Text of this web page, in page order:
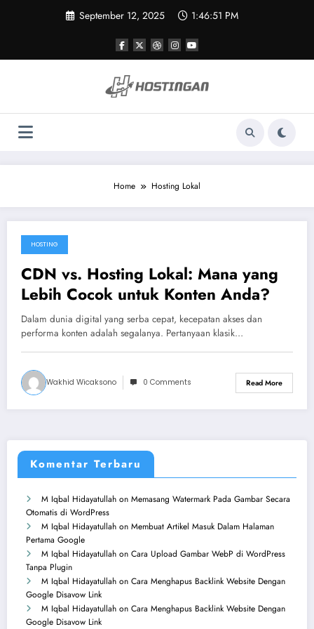
September 12, 2025 1:46:51 PM
Home Hosting Lokal
March 19, 2025
HOSTING
CDN vs. Hosting Lokal: Mana yang
Lebih Cocok untuk Konten Anda?
Dalam dunia digital yang serba cepat, kecepatan akses dan
performa konten adalah segalanya. Pertanyaan klasik…
Wakhid Wicaksono 0 Comments Read More
Komentar Terbaru
M Iqbal Hidayatullah on Memasang Watermark Pada Gambar Secara
Otomatis di WordPress
M Iqbal Hidayatullah on Membuat Artikel Masuk Dalam Halaman
Pertama Google
M Iqbal Hidayatullah on Cara Upload Gambar WebP di WordPress
Tanpa Plugin
M Iqbal Hidayatullah on Cara Menghapus Backlink Website Dengan
Google Disavow Link
M Iqbal Hidayatullah on Cara Menghapus Backlink Website Dengan
Google Disavow Link